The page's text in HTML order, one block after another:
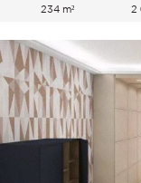
234 m² 2